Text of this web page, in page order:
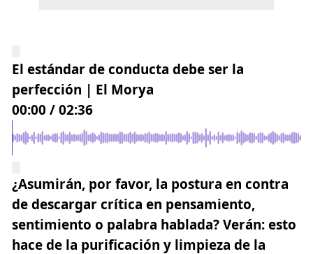
El estándar de conducta debe ser la
perfección | El Morya
00:00 /02:36
¿Asumirán, por favor, la postura en contra
de descargar crítica en pensamiento,
sentimiento o palabra hablada? Verán: esto
hace de la purificación y limpieza de la